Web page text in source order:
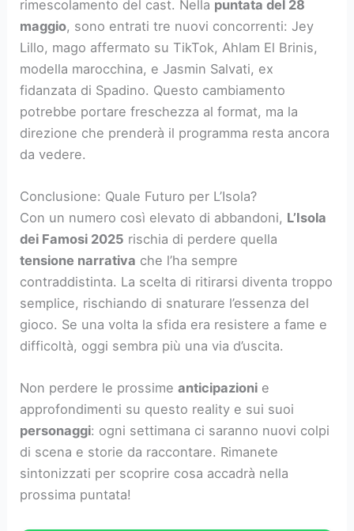
rimescolamento del cast. Nella puntata del 28
maggio, sono entrati tre nuovi concorrenti: Jey
Lillo, mago affermato su TikTok, Ahlam El Brinis,
modella marocchina, e Jasmin Salvati, ex
fidanzata di Spadino. Questo cambiamento
potrebbe portare freschezza al format, ma la
direzione che prenderà il programma resta ancora
da vedere.
Conclusione: Quale Futuro per L’Isola?
Con un numero così elevato di abbandoni, L’Isola
dei Famosi 2025 rischia di perdere quella
tensione narrativa che l’ha sempre
contraddistinta. La scelta di ritirarsi diventa troppo
semplice, rischiando di snaturare l’essenza del
gioco. Se una volta la sfida era resistere a fame e
difficoltà, oggi sembra più una via d’uscita.
Non perdere le prossimeanticipazioni e
approfondimenti su questo reality e sui suoi
personaggi: ogni settimana ci saranno nuovi colpi
di scena e storie da raccontare. Rimanete
sintonizzati per scoprire cosa accadrà nella
prossima puntata!